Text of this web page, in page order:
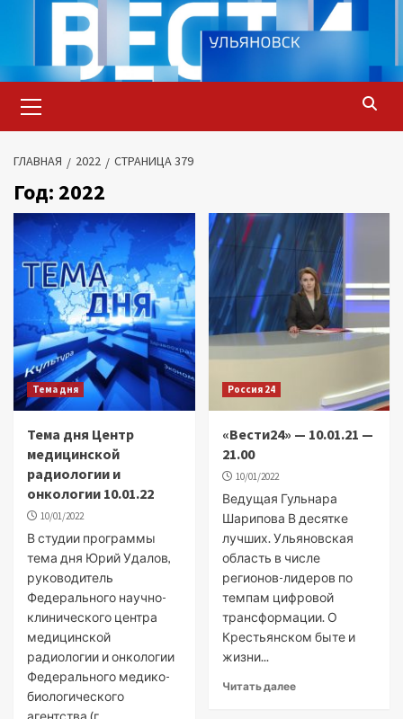
содержимому
меню
ГЛАВНАЯ 2022 СТРАНИЦА 379
Год: 2022
Тема дня
Тема дня Центр
медицинской
радиологии и
онкологии 10.01.22
10/01/2022
В студии программы
тема дня Юрий Удалов,
руководитель
Федерального научно-
клинического центра
медицинской
радиологии и онкологии
Федерального медико-
биологического
агентства (г.
Россия 24
«Вести24» — 10.01.21 —
21.00
10/01/2022
Ведущая Гульнара
Шарипова В десятке
лучших. Ульяновская
область в числе
регионов-лидеров по
темпам цифровой
трансформации. О
Крестьянском быте и
жизни...
Читать далее